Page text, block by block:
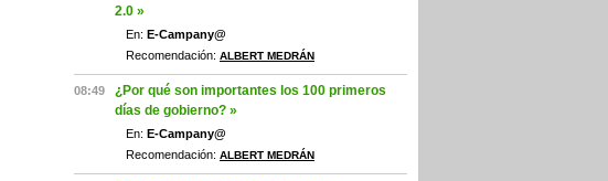
2.0 »
En: E-Campany@
Recomendación: ALBERT MEDRÁN
08:49
¿Por qué son importantes los 100 primeros
días de gobierno? »
En: E-Campany@
Recomendación: ALBERT MEDRÁN